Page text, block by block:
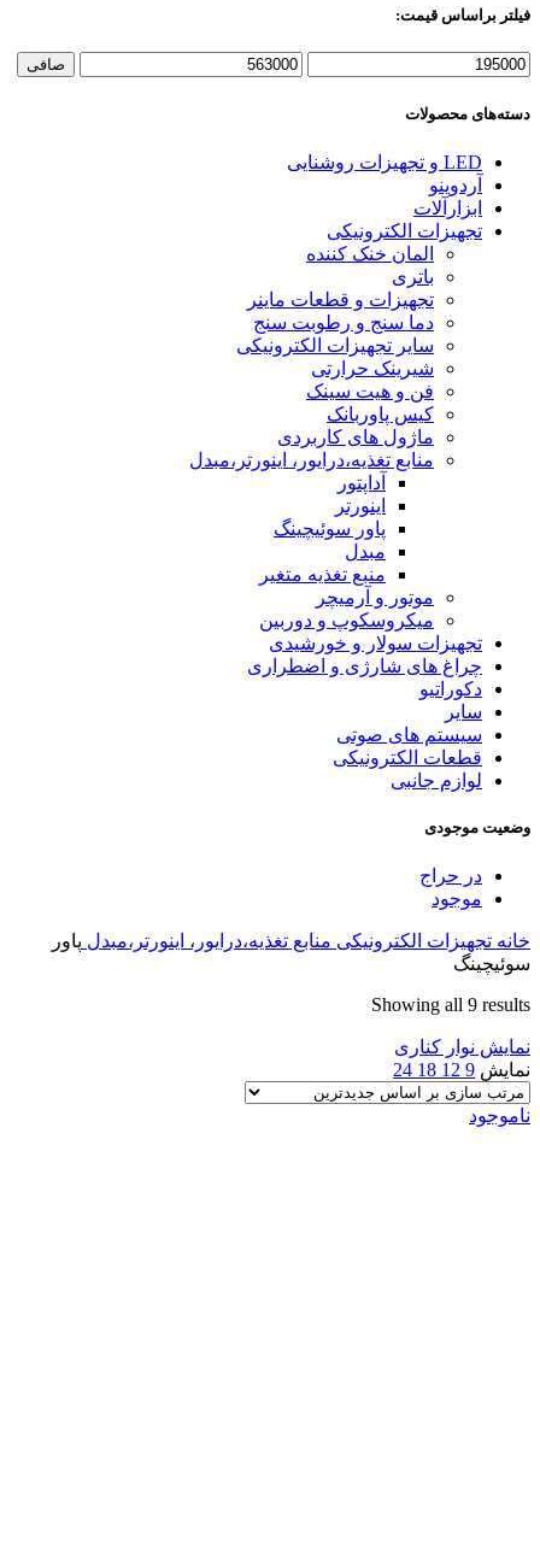
فیلتر براساس قیمت:
حداقل
حداكثر
صافی
دسته‌های محصولات
LED و تجهیزات روشنایی
آردوینو
ابزارآلات
تجهیزات الکترونیکی
المان خنک کننده
باتری
تجهیزات و قطعات ماینر
دما سنج و رطوبت سنج
سایر تجهیزات الکترونیکی
شیرینک حرارتی
فن و هیت سینک
کیس پاوربانک
ماژول های کاربردی
منابع تغذیه،درایور، اینورتر،مبدل
آداپتور
اینورتر
پاور سوئیچینگ
مبدل
منبع تغذیه متغیر
موتور و آرمیچر
میکروسکوپ و دوربین
تجهیزات سولار و خورشیدی
چراغ های شارژی و اضطراری
دکوراتیو
سایر
سیستم های صوتی
قطعات الکترونیکی
لوازم جانبی
وضعیت موجودی
در حراج
موجود
خانه تجهیزات الکترونیکی منابع تغذیه،درایور، اینورتر،مبدل پاور
سوئیچینگ
Showing all 9 results
نمایش نوار کناری
نمایش 9
12
18
24
ناموجود